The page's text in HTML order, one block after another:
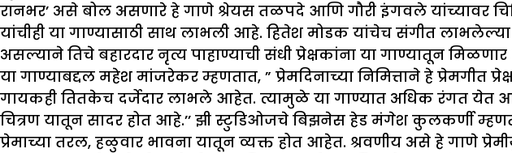
रानभर’ असे बोल असणारे हे गाणे श्रेयस तळपदे आणि गौरी इंगवले यांच्यावर
यांचीही या गाण्यासाठी साथ लाभली आहे. हितेश मोडक यांचेच संगीत
असल्याने तिचे बहारदार नृत्य पाहाण्याची संधी प्रेक्षकांना या गाण्यातून
या गाण्याबद्दल महेश मांजरेकर म्हणतात, ” प्रेमदिनाच्या निमित्ताने हे
गायकही तितकेच दर्जेदार लाभले आहेत. त्यामुळे या गाण्यात अधिक रंगत येत
चित्रण यातून सादर होत आहे.’’ झी स्टुडिओजचे बिझनेस हेड मंगेश कुलकर्णी
प्रेमाच्या तरल, हळुवार भावना यातून व्यक्त होत आहेत. श्रवणीय असे हे गाणे